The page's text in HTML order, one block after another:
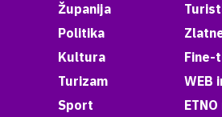
Županija
Politika
Kultura
Turizam
Sport
Fine-
WEB